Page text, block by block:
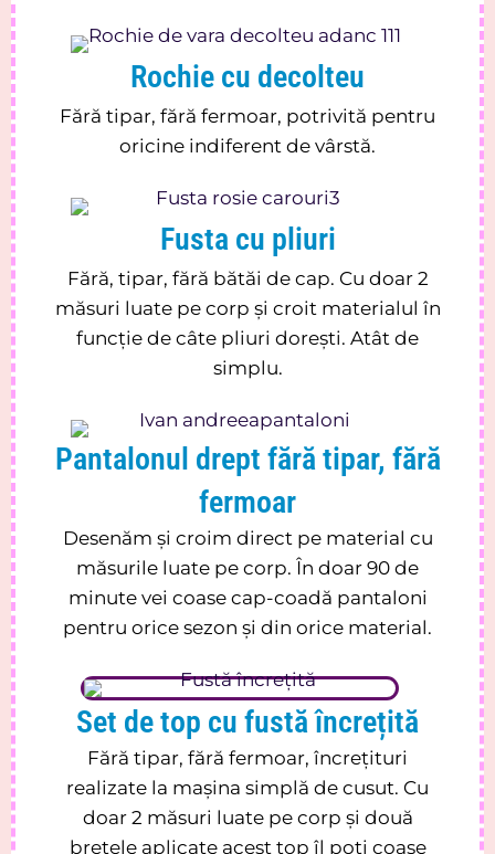
Rochie cu decolteu
Fără tipar, fără fermoar, potrivită pentru
oricine indiferent de vârstă.
Fusta cu pliuri
Fără, tipar, fără bătăi de cap. Cu doar 2
măsuri luate pe corp și croit materialul în
funcție de câte pliuri dorești. Atât de
simplu.
Pantalonul drept fără tipar, fără
fermoar
Desenăm și croim direct pe material cu
măsurile luate pe corp. În doar 90 de
minute vei coase cap-coadă pantaloni
pentru orice sezon și din orice material.
Set de top cu fustă încrețită
Fără tipar, fără fermoar, încrețituri
realizate la mașina simplă de cusut. Cu
doar 2 măsuri luate pe corp și două
bretele aplicate acest top îl poți coase